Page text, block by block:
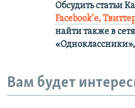
Обсудить статьи
Facebook’е,
найти также в
Вам будет